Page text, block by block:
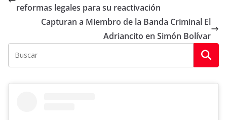
reformas legales para su reactivación
Capturan a Miembro de la Banda Criminal El
Adriancito en Simón Bolívar